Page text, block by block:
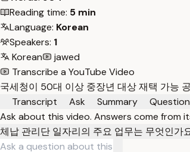
Reading time: 5 min
Language: Korean
Speakers: 1
Korean
jawed
Transcribe a YouTube Video
국세청이 50대 이상 중장년 대상 재택 가능
Transcript
Ask Summary
Ask about this video. Answers come from
체납 관리단 일자리의 주요 업무는 무엇인가